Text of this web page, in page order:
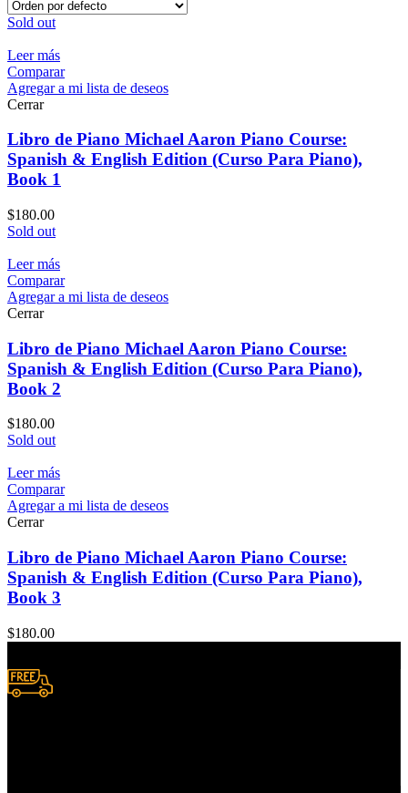
Sold out
Leer más
Comparar
Agregar a mi lista de deseos
Cerrar
Libro de Piano Michael Aaron Piano Course:
Spanish & English Edition (Curso Para Piano),
Book 1
$180.00
Sold out
Leer más
Comparar
Agregar a mi lista de deseos
Cerrar
Libro de Piano Michael Aaron Piano Course:
Spanish & English Edition (Curso Para Piano),
Book 2
$180.00
Sold out
Leer más
Comparar
Agregar a mi lista de deseos
Cerrar
Libro de Piano Michael Aaron Piano Course:
Spanish & English Edition (Curso Para Piano),
Book 3
$180.00